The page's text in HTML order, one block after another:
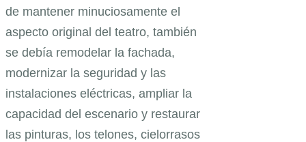
de mantener minuciosamente el
aspecto original del teatro, también
se debía remodelar la fachada,
modernizar la seguridad y las
instalaciones eléctricas, ampliar la
capacidad del escenario y restaurar
las pinturas, los telones, cielorrasos